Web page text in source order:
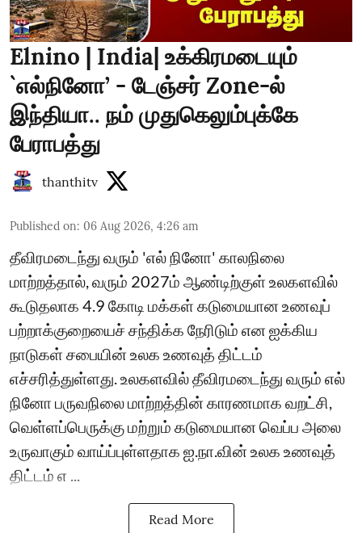
Elnino | India| உக்கிரமடையும்
`எல்நினோ’ - டேஞ்சர் Zone-ல்
இந்தியா.. நம் முதுகெலும்புக்கே
பேராபத்து
thanthitv
Published on: 06 Aug 2026, 4:26 am
தீவிரமடைந்து வரும் 'எல் நினோ' காலநிலை
மாற்றத்தால், வரும் 2027ம் ஆண்டிற்குள் உலகளவில்
கூடுதலாக 4.9 கோடி மக்கள் கடுமையான உணவுப்
பற்றாக்குறையைச் சந்திக்க நேரிடும் என ஐக்கிய
நாடுகள் சபையின் உலக உணவுத் திட்டம்
எச்சரித்துள்ளது. உலகளவில் தீவிரமடைந்து வரும் எல்
நினோ பருவநிலை மாற்றத்தின் காரணமாக வறட்சி,
வெள்ளப்பெருக்கு மற்றும் கடுமையான வெப்ப அலை
உருவாகும் வாய்ப்புள்ளதாக ஐ.நா.வின் உலக உணவுத்
திட்டம் எ ...
Read More